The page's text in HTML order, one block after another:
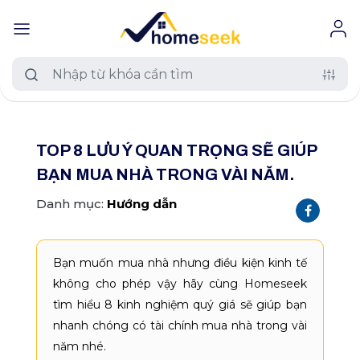
Loại nhà đất
Nhà riêng
Nhà biệt thự, liền kề
Nhà mặt phố
Khu vực
An Giang
Hồ Chí Minh
Hà Nội
Mức giá
Tất cả mức giá
≤ 500 triệu
500 - 800 triệu
Diện tích
Tất cả diện tích
≤ 120 m2
Dự án
Tất cả dự án
TOP 8 LƯU Ý QUAN TRỌNG SẼ GIÚP
BẠN MUA NHÀ TRONG VÀI NĂM.
Danh mục: Hướng dẫn
Bạn muốn mua nhà nhưng điều kiện kinh tế
không cho phép vậy hãy cùng Homeseek
tìm hiểu 8 kinh nghiệm quý giá sẽ giúp bạn
nhanh chóng có tài chính mua nhà trong vài
năm nhé.